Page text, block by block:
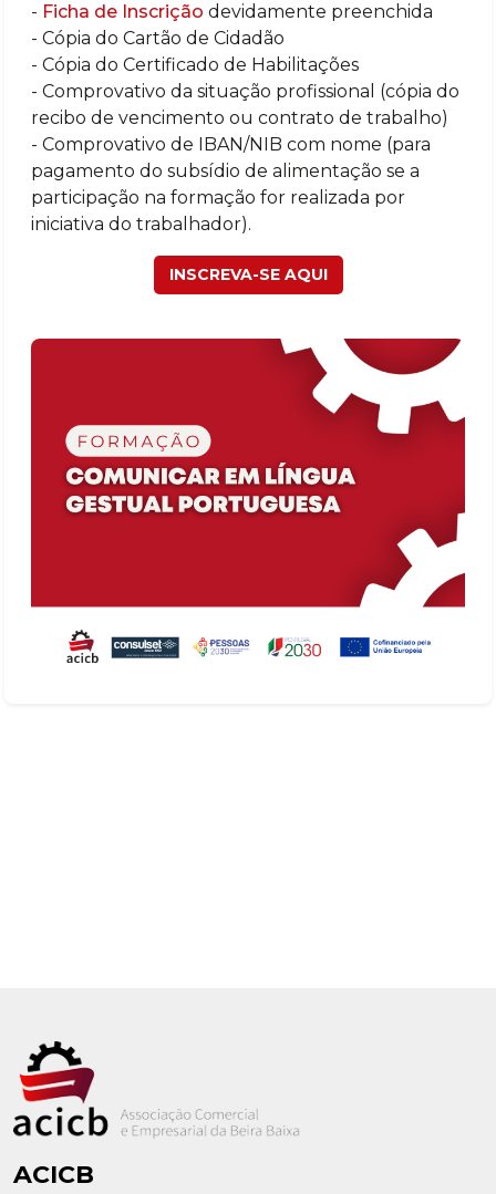
- Ficha de Inscrição devidamente preenchida
- Cópia do Cartão de Cidadão
- Cópia do Certificado de Habilitações
- Comprovativo da situação profissional (cópia do
recibo de vencimento ou contrato de trabalho)
- Comprovativo de IBAN/NIB com nome (para
pagamento do subsídio de alimentação se a
participação na formação for realizada por
iniciativa do trabalhador).
INSCREVA-SE AQUI
ACICB